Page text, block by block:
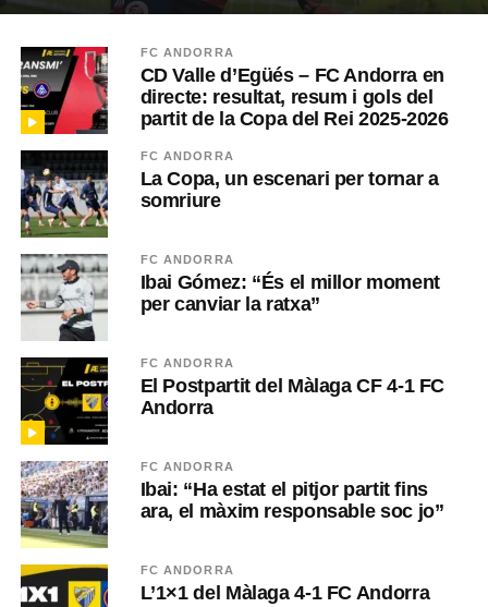
FC ANDORRA
CD Valle d’Egüés – FC Andorra en
directe: resultat, resum i gols del
partit de la Copa del Rei 2025-2026
FC ANDORRA
La Copa, un escenari per tornar a
somriure
FC ANDORRA
Ibai Gómez: “És el millor moment
per canviar la ratxa”
FC ANDORRA
El Postpartit del Màlaga CF 4-1 FC
Andorra
FC ANDORRA
Ibai: “Ha estat el pitjor partit fins
ara, el màxim responsable soc jo”
FC ANDORRA
L’1×1 del Màlaga 4-1 FC Andorra